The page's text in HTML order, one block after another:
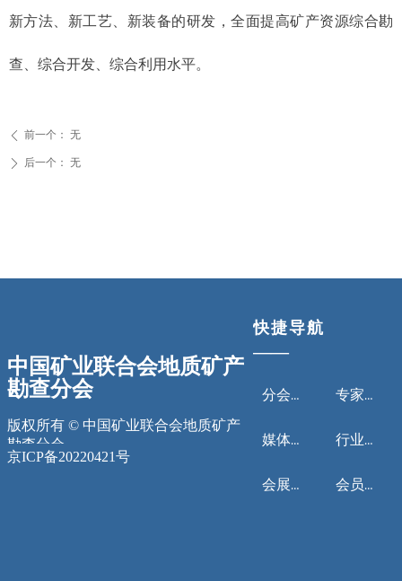
新方法、新工艺、新装备的研发，全面提高矿产资源综合勘
查、综合开发、综合利用水平。
ꄴ 前一个： 无
ꄲ 后一个： 无
版权所有 © 中国矿业联合会地质矿产
勘查分会
京ICP备20220421号
快捷导航
——
分会简介
媒体关注
会展消息
专家论坛
行业协会
会员单位
中国矿业联合会地质矿产
勘查分会